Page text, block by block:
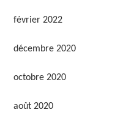
février 2022
décembre 2020
octobre 2020
août 2020